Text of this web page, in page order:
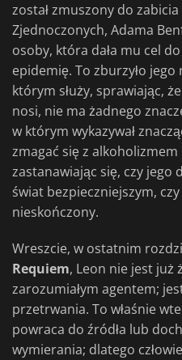
został zmuszony do
Zjednoczonych, Adama
osoby, która dała mu cel
epidemię. To zburzyło
którym służy, sprawiając,
nosi, nie ma żadnego
w którym wykazywał
zmagać się z
zastanawiając się, czy jego
świat bezpieczniejszym,
nieskończony.
Wreszcie, w ostatnim
Requiem, Leon nie jest już
zarozumiałym agentem;
przetrwania. To właśnie
powraca do źródła lub
wymierania; dlatego